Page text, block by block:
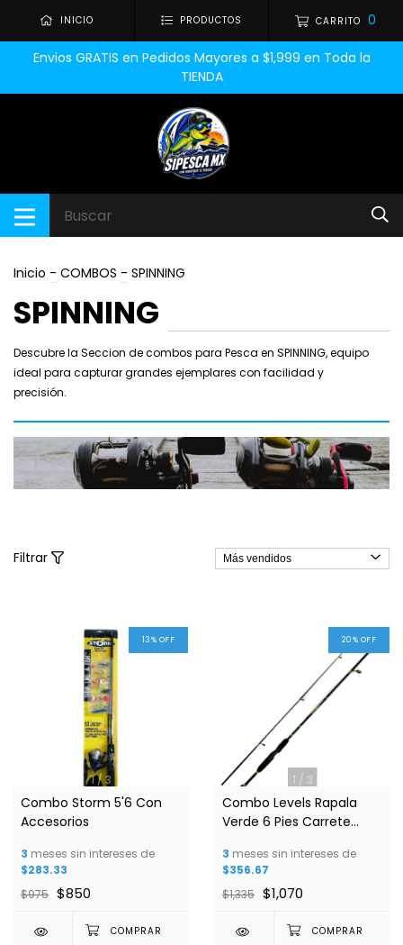
INICIO PRODUCTOS CARRITO 0
Envios GRATIS en Pedidos Mayores a $1,999 en Toda la
TIENDA
Inicio - COMBOS - SPINNING
SPINNING
Descubre la Seccion de combos para Pesca en SPINNING, equipo
ideal para capturar grandes ejemplares con facilidad y
precisión.
Filtrar
1/3
13% OFF
Combo Storm 5'6 Con
Accesorios
3 meses sin intereses de
$283.33
$975 $850
1 / 3
20% OFF
Combo Levels Rapala
Verde 6 Pies Carrete
3 meses sin intereses de
$356.67
$1,335 $1,070